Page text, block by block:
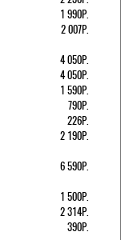
1 990Р.
2 007Р.
4 050Р.
4 050Р.
1 590Р.
790Р.
226Р.
2 190Р.
6 590Р.
1 500Р.
2 314Р.
390Р.